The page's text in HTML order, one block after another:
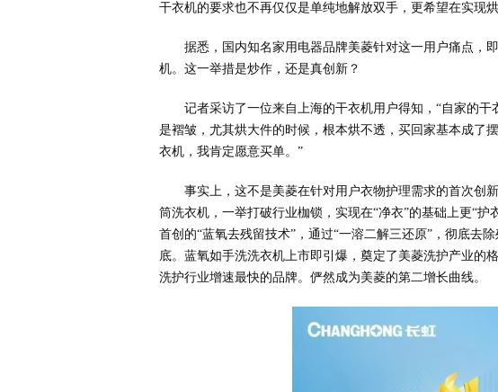
干衣机的要求也不再仅仅是单纯地解放双手，更希望在实现
据悉，国内知名家用电器品牌美菱针对这一用户痛点，
机。这一举措是炒作，还是真创新？
记者采访了一位来自上海的干衣机用户得知，“自家的
是褶皱，尤其烘大件的时候，根本烘不透，买回家基本成了
衣机，我肯定愿意买单。”
事实上，这不是美菱在针对用户衣物护理需求的首次创
筒洗衣机，一举打破行业枷锁，实现在“净衣”的基础上更“护
首创的“蓝氧去残留技术”，通过“一溶二解三还原”，彻底去
底。蓝氧如手洗洗衣机上市即引爆，奠定了美菱洗护产业的
洗护行业增速最快的品牌。俨然成为美菱的第二增长曲线。